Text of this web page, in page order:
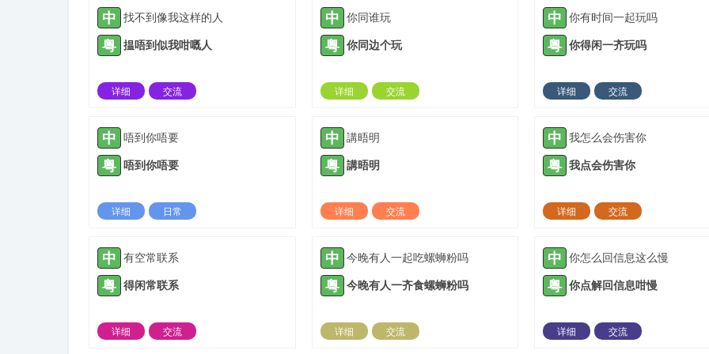
中 找不到像我这样的人
粤 揾唔到似我咁嘅人
详细
交流
中 你同谁玩
粤 你同边个玩
详细
交流
中 你有时间一起玩吗
粤 你得闲一齐玩吗
详细
交流
中 唔到你唔要
粤 唔到你唔要
详细
日常
中 講晤明
粤 講晤明
详细
交流
中 我怎么会伤害你
粤 我点会伤害你
详细
交流
中 有空常联系
粤 得闲常联系
详细
交流
中 今晚有人一起吃螺蛳粉吗
粤 今晚有人一齐食螺蛳粉吗
详细
交流
中 你怎么回信息这么慢
粤 你点解回信息咁慢
详细
交流